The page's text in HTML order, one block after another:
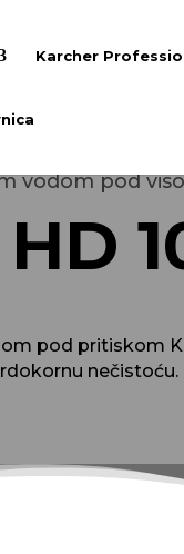
Karcher
vodom pod
pod pritiskom